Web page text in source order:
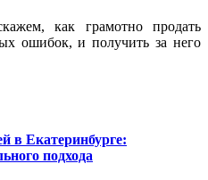
как грамотно продать
ошибок, и получить за него
в Екатеринбурге:
подхода